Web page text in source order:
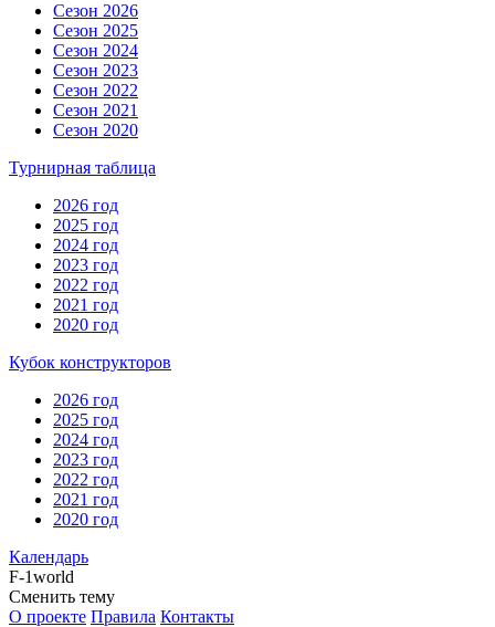
Сезон 2026
Сезон 2025
Сезон 2024
Сезон 2023
Сезон 2022
Сезон 2021
Сезон 2020
Турнирная таблица
2026 год
2025 год
2024 год
2023 год
2022 год
2021 год
2020 год
Кубок конструкторов
2026 год
2025 год
2024 год
2023 год
2022 год
2021 год
2020 год
Календарь
F-1world
Сменить тему
О проекте Правила Контакты